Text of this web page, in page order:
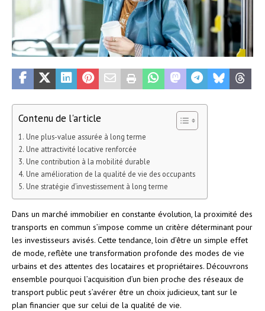
Contenu de l'article
Une plus-value assurée à long terme
Une attractivité locative renforcée
Une contribution à la mobilité durable
Une amélioration de la qualité de vie des occupants
Une stratégie d’investissement à long terme
Dans un marché immobilier en constante évolution, la proximité des
transports en commun s’impose comme un critère déterminant pour
les investisseurs avisés. Cette tendance, loin d’être un simple effet
de mode, reflète une transformation profonde des modes de vie
urbains et des attentes des locataires et propriétaires. Découvrons
ensemble pourquoi l’acquisition d’un bien proche des réseaux de
transport public peut s’avérer être un choix judicieux, tant sur le
plan financier que sur celui de la qualité de vie.